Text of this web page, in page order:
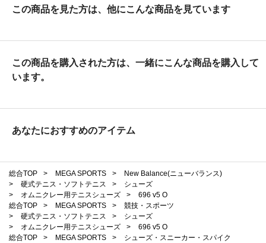
この商品を見た方は、他にこんな商品を見ています
この商品を購入された方は、一緒にこんな商品を購入して
います。
あなたにおすすめのアイテム
総合TOP > MEGA SPORTS >
New Balance(ニューバランス)
>
硬式テニス・ソフトテニス >
シューズ
>
オムニクレー用テニスシューズ >
696 v5 O
総合TOP
> MEGA SPORTS >
競技・スポーツ
>
硬式テニス・ソフトテニス >
シューズ
>
オムニクレー用テニスシューズ >
696 v5 O
総合TOP
> MEGA SPORTS >
シューズ・スニーカー・スパイク